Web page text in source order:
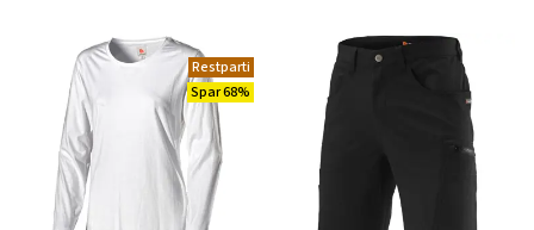
Restparti
Spar 68%